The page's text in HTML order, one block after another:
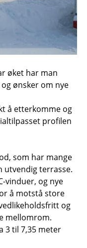
øket har man
ønsker om nye
å etterkomme og
profilen
som har mange
utvendig terrasse.
vinduer, og nye
å motstå store
og
mellomrom.
3 til 7,35 meter